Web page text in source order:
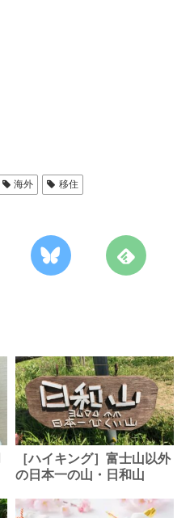
海外 移住
［ハイキング］富士山以外
の日本一の山・日和山